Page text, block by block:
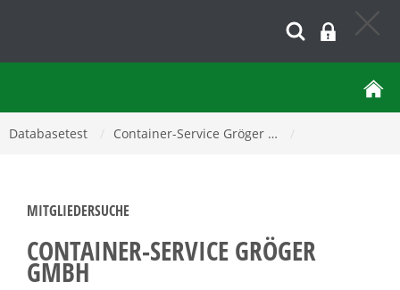
Databasetest Container-Service Gröger …
MITGLIEDERSUCHE
CONTAINER-SERVICE GRÖGER
GMBH